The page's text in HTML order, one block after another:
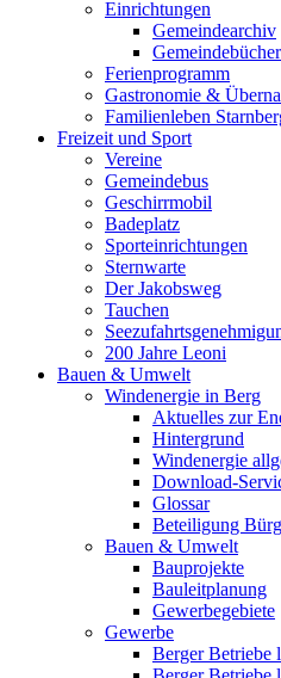
Einrichtungen
Gemeindearchiv
Ferienprogramm
Gastronomie &
Familienleben
Freizeit und Sport
Vereine
Gemeindebus
Geschirrmobil
Badeplatz
Sporteinrichtungen
Sternwarte
Der Jakobsweg
Tauchen
200 Jahre Leoni
Bauen & Umwelt
Windenergie in Berg
Aktuelles zur
Hintergrund
Windenergie
Download-
Glossar
Beteiligung
Bauen & Umwelt
Bauprojekte
Bauleitplanung
Gewerbegebiete
Gewerbe
Berger Betriebe